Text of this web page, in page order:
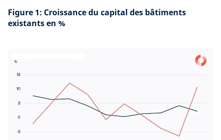
Figure 1: Croissance du capital des bâtiments
existants en %